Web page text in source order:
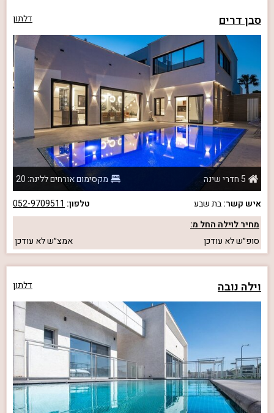
סבן דרים דלתון
5 חדרי שינה
מקסימום אורחים ללינה: 20
איש קשר:בת שבע טלפון: 052-9709511
מחיר לוילה החל מ:
סופ״שלא עודכן אמצ״שלא עודכן
וילה נובה דלתון